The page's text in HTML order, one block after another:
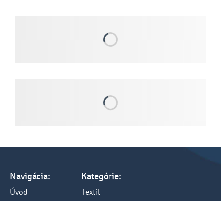
Navigácia:
Úvod
Kategórie:
Textil